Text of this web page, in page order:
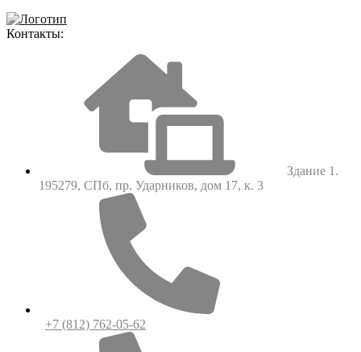
Контакты:
Здание 1.
195279, СПб, пр. Ударников, дом 17, к. 3
+7 (812) 762-05-62